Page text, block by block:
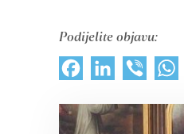
Podijelite objavu:
FacebookLinkedInViber